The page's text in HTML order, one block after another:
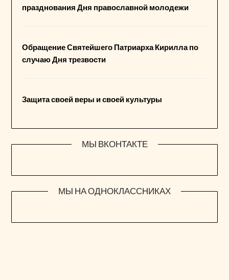
празднования Дня православной молодежи
Обращение Святейшего Патриарха Кирилла по
случаю Дня трезвости
Защита своей веры и своей культуры
МЫ ВКОНТАКТЕ
МЫ НА ОДНОКЛАССНИКАХ